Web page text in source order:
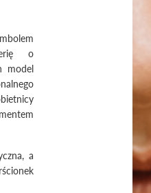
o
model
a